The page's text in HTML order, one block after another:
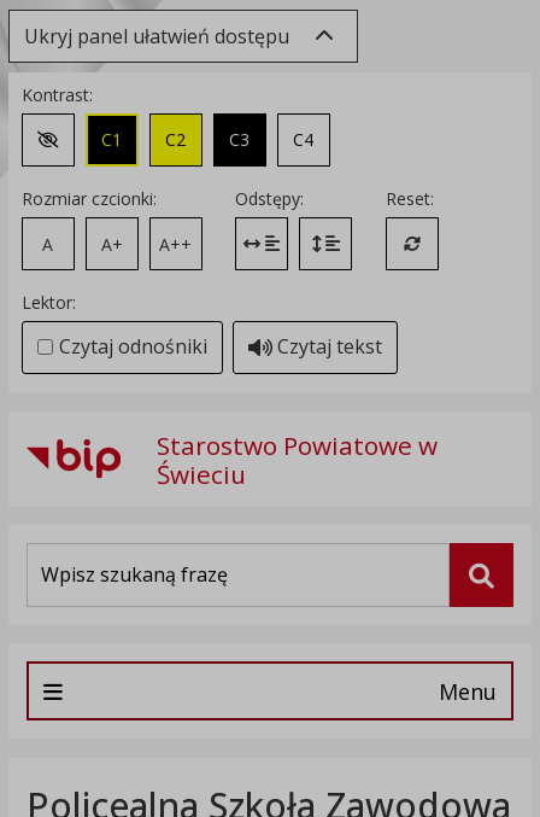
Ukryj panel ułatwień dostępu
Kontrast:
Zmień kontrast na domyślny
C1 C2 C3 C4
Rozmiar czcionki:
A
A+ A++
Odstępy:
Zmień odstęp między literami
Zmień interlinię i margines
Reset:
Przywróć
Lektor:
Czytaj odnośniki Czytaj tekst
Starostwo Powiatowe w
Świeciu
Menu
Policealna Szkoła Zawodowa